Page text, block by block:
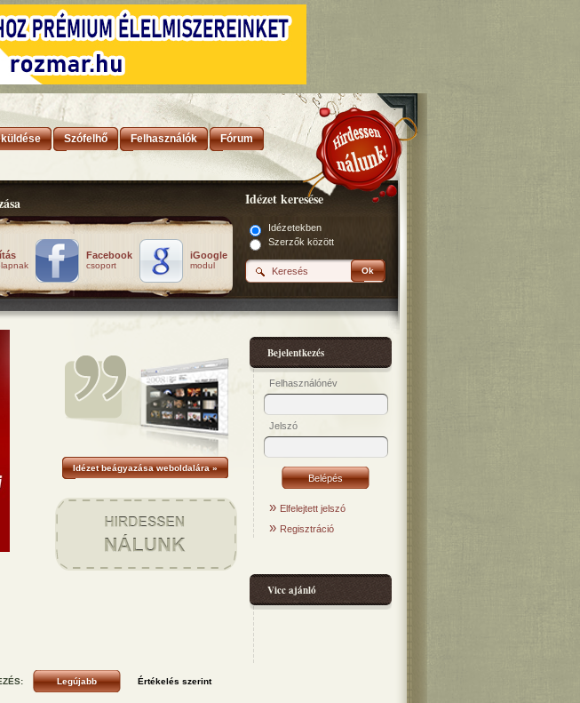
Szófelhő Felhasználók Fórum
Facebook
csoport
iGoogle
modul
Idézet keresése
Idézetekben
Szerzők között
Ok
Idézet beágyazása weboldalára »
Bejelentkezés
Felhasználónév
Jelszó
» Elfelejtett jelszó
» Regisztráció
Vicc ajánló